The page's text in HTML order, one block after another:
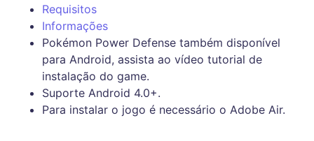
Requisitos
Informações
Pokémon Power Defense também disponível
para Android, assista ao vídeo tutorial de
instalação do game.
Suporte Android 4.0+.
Para instalar o jogo é necessário o Adobe Air.